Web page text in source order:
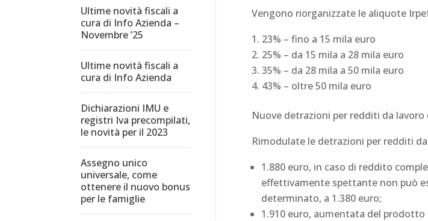
Ultime novità fiscali a
cura di Info Azienda –
Novembre ’25
Ultime novità fiscali a
cura di Info Azienda
Dichiarazioni IMU e
registri Iva precompilati,
le novità per il 2023
Assegno unico
universale, come
ottenere il nuovo bonus
per le famiglie
Vengono riorganizzate le aliquote
23% – fino a 15 mila euro
25% – da 15 mila a 28 mila euro
35% – da 28 mila a 50 mila euro
43% – oltre 50 mila euro
Nuove detrazioni per redditi da
Rimodulate le detrazioni per redditi
1.880 euro, in caso di reddito
effettivamente spettante non può
determinato, a 1.380 euro;
1.910 euro, aumentata del